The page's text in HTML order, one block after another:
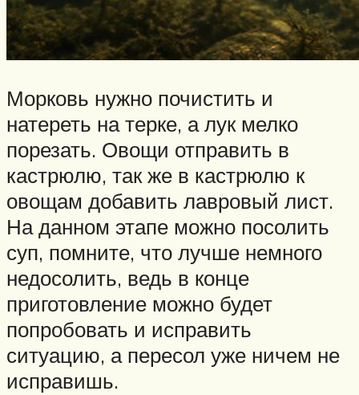
Морковь нужно почистить и
натереть на терке, а лук мелко
порезать. Овощи отправить в
кастрюлю, так же в кастрюлю к
овощам добавить лавровый лист.
На данном этапе можно посолить
суп, помните, что лучше немного
недосолить, ведь в конце
приготовление можно будет
попробовать и исправить
ситуацию, а пересол уже ничем не
исправишь.